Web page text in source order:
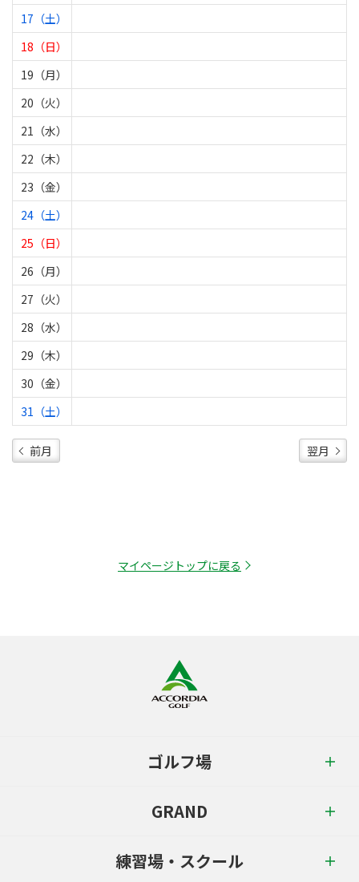
17（土）
18（日）
19（月）
20（火）
21（水）
22（木）
23（金）
24（土）
25（日）
26（月）
27（火）
28（水）
29（木）
30（金）
31（土）
前月 翌月
マイページトップに戻る
ゴルフ場
GRAND
練習場・スクール